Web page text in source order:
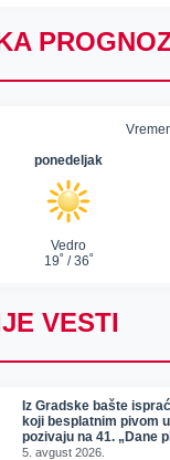
VESTI
Iz Gradske bašte
koji besplatnim pivom
pozivaju na 41. „Dane
5. avgust 2026.